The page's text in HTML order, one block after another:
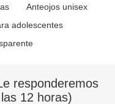
Anteojos unisex
adolescentes
responderemos
12 horas)